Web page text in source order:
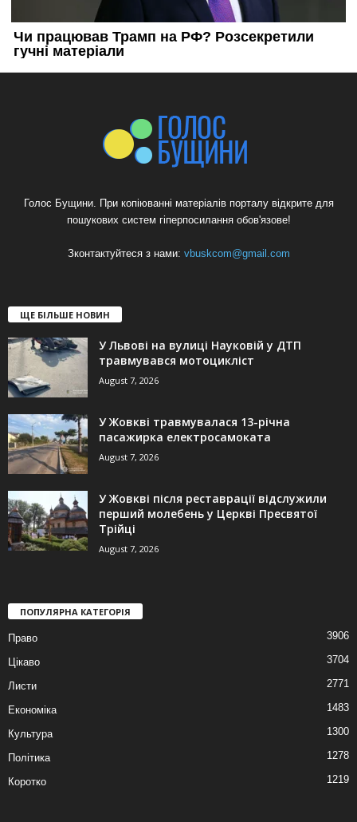
Голос Бущини. При копіюванні матеріалів порталу відкрите для
пошукових систем гіперпосилання обов'язове!
Зконтактуйтеся з нами: vbuskcom@gmail.com
ЩЕ БІЛЬШЕ НОВИН
У Львові на вулиці Науковій у ДТП
травмувався мотоцикліст
August 7, 2026
У Жовкві травмувалася 13-річна
пасажирка електросамоката
August 7, 2026
У Жовкві після реставрації відслужили
перший молебень у Церкві Пресвятої
Трійці
August 7, 2026
ПОПУЛЯРНА КАТЕГОРІЯ
Право 3906
Цікаво 3704
Листи 2771
Економіка 1483
Культура 1300
Політика 1278
Коротко 1219